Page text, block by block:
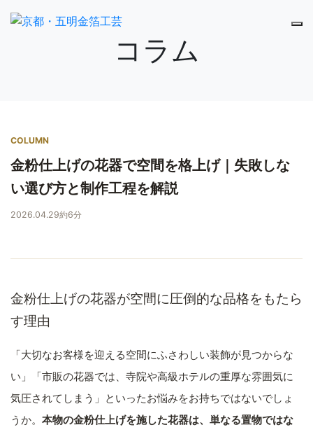
コラム
COLUMN
金粉仕上げの花器で空間を格上げ｜失敗しな
い選び方と制作工程を解説
2026.04.29約6分
金粉仕上げの花器が空間に圧倒的な品格をもたら
す理由
「大切なお客様を迎える空間にふさわしい装飾が見つからな
い」「市販の花器では、寺院や高級ホテルの重厚な雰囲気に
気圧されてしまう」といったお悩みをお持ちではないでしょ
うか。 本物の金粉仕上げを施した花器は、単なる置物ではな